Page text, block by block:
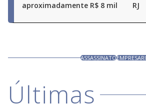
aproximadamente R$ 8 mil
RJ
ASSASSINATO
Últimas